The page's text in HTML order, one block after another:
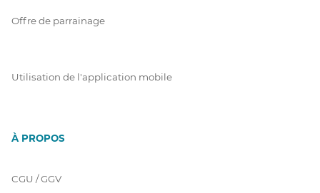
Offre de parrainage
Utilisation de l'application mobile
À PROPOS
CGU / GGV